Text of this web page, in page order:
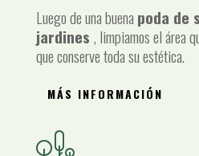
Luego de una buena poda de
jardines , limpiamos el área
que conserve toda su estética.
MÁS INFORMACIÓN